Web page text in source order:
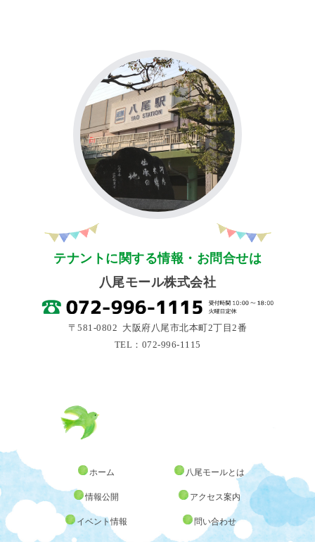
テナントに関する情報・お問合せは
八尾モール株式会社
〒581-0802 大阪府八尾市北本町2丁目2番
TEL：072-996-1115
ホーム 八尾モールとは
情報公開 アクセス案内
イベント情報 問い合わせ